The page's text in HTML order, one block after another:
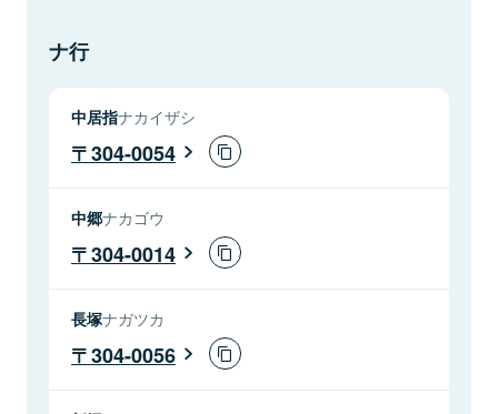
ナ行
中居指ナカイザシ
304-0054
中郷ナカゴウ
304-0014
長塚ナガツカ
304-0056